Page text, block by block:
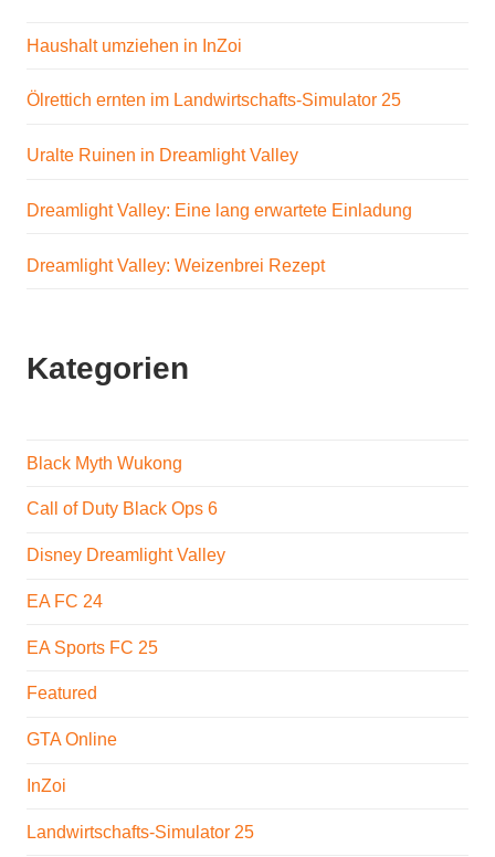
Haushalt umziehen in InZoi
Ölrettich ernten im Landwirtschafts-Simulator 25
Uralte Ruinen in Dreamlight Valley
Dreamlight Valley: Eine lang erwartete Einladung
Dreamlight Valley: Weizenbrei Rezept
Kategorien
Black Myth Wukong
Call of Duty Black Ops 6
Disney Dreamlight Valley
EA FC 24
EA Sports FC 25
Featured
GTA Online
InZoi
Landwirtschafts-Simulator 25